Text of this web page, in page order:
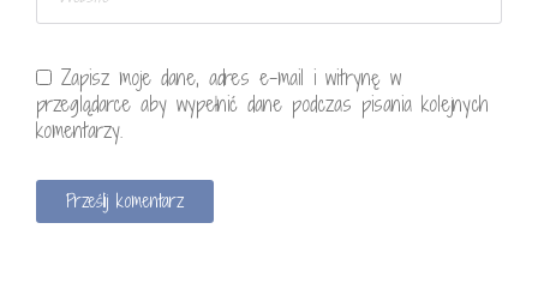
Zapisz moje dane, adres e-mail i witrynę w
przeglądarce aby wypełnić dane podczas pisania kolejnych
komentarzy.